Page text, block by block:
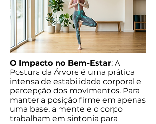
O Impacto no Bem-Estar: A
Postura da Árvore é uma prática
intensa de estabilidade corporal e
percepção dos movimentos. Para
manter a posição firme em apenas
uma base, a mente e o corpo
trabalham em sintonia para